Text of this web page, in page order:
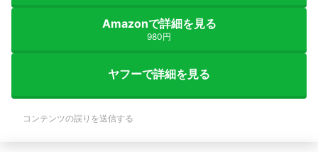
Amazonで詳細を見る
980円
ヤフーで詳細を見る
コンテンツの誤りを送信する